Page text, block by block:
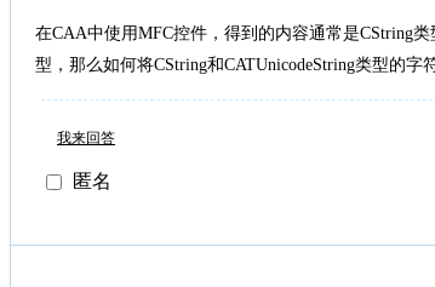
在CAA中使用MFC控件，得到的内容通常是CString
型，那么如何将CString和CATUnicodeString类型的字
我来回答
匿名